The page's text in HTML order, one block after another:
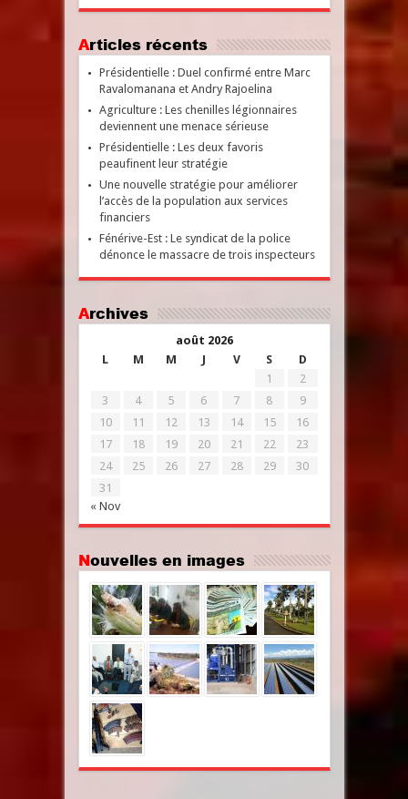
Articles récents
Présidentielle : Duel confirmé entre Marc
Ravalomanana et Andry Rajoelina
Agriculture : Les chenilles légionnaires
deviennent une menace sérieuse
Présidentielle : Les deux favoris
peaufinent leur stratégie
Une nouvelle stratégie pour améliorer
l’accès de la population aux services
financiers
Fénérive-Est : Le syndicat de la police
dénonce le massacre de trois inspecteurs
Archives
août 2026
L
M M J V S D
« Nov
1
2
3
4 5 6 7 8
9
10
11 12 13 14 15
16
17
18 19 20 21 22
23
24
25 26 27 28 29
30
31
Nouvelles en images